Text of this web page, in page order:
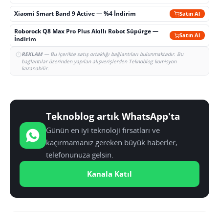
Xiaomi Smart Band 9 Active — %4 İndirim Satın Al
Roborock Q8 Max Pro Plus Akıllı Robot Süpürge —
İndirim
Satın Al
REKLAM— Bu içerikte satış ortaklığı bağlantıları bulunmaktadır. Bu
bağlantılar üzerinden yapılan alışverişlerden Teknoblog komisyon
kazanabilir.
Teknoblog artık WhatsApp'ta
Günün en iyi teknoloji fırsatları ve
kaçırmamanız gereken büyük haberler,
telefonunuza gelsin.
Kanala Katıl